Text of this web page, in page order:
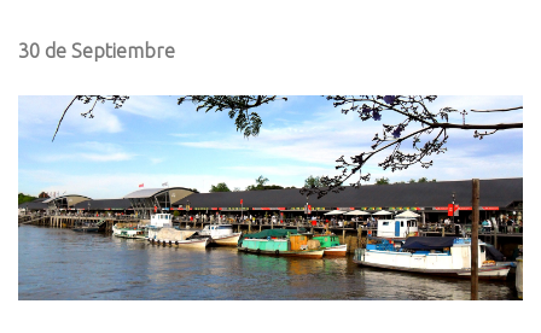
30 de Septiembre